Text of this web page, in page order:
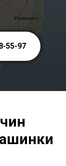
55-97